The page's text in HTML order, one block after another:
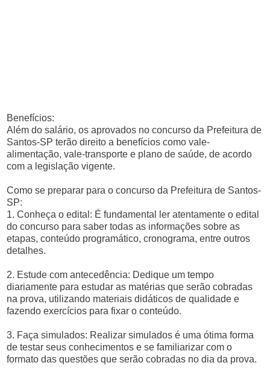
Benefícios:
Além do salário, os aprovados no concurso da Prefeitura de
Santos-SP terão direito a benefícios como vale-
alimentação, vale-transporte e plano de saúde, de acordo
com a legislação vigente.
Como se preparar para o concurso da Prefeitura de Santos-
SP:
1. Conheça o edital: É fundamental ler atentamente o edital
do concurso para saber todas as informações sobre as
etapas, conteúdo programático, cronograma, entre outros
detalhes.
2. Estude com antecedência: Dedique um tempo
diariamente para estudar as matérias que serão cobradas
na prova, utilizando materiais didáticos de qualidade e
fazendo exercícios para fixar o conteúdo.
3. Faça simulados: Realizar simulados é uma ótima forma
de testar seus conhecimentos e se familiarizar com o
formato das questões que serão cobradas no dia da prova.